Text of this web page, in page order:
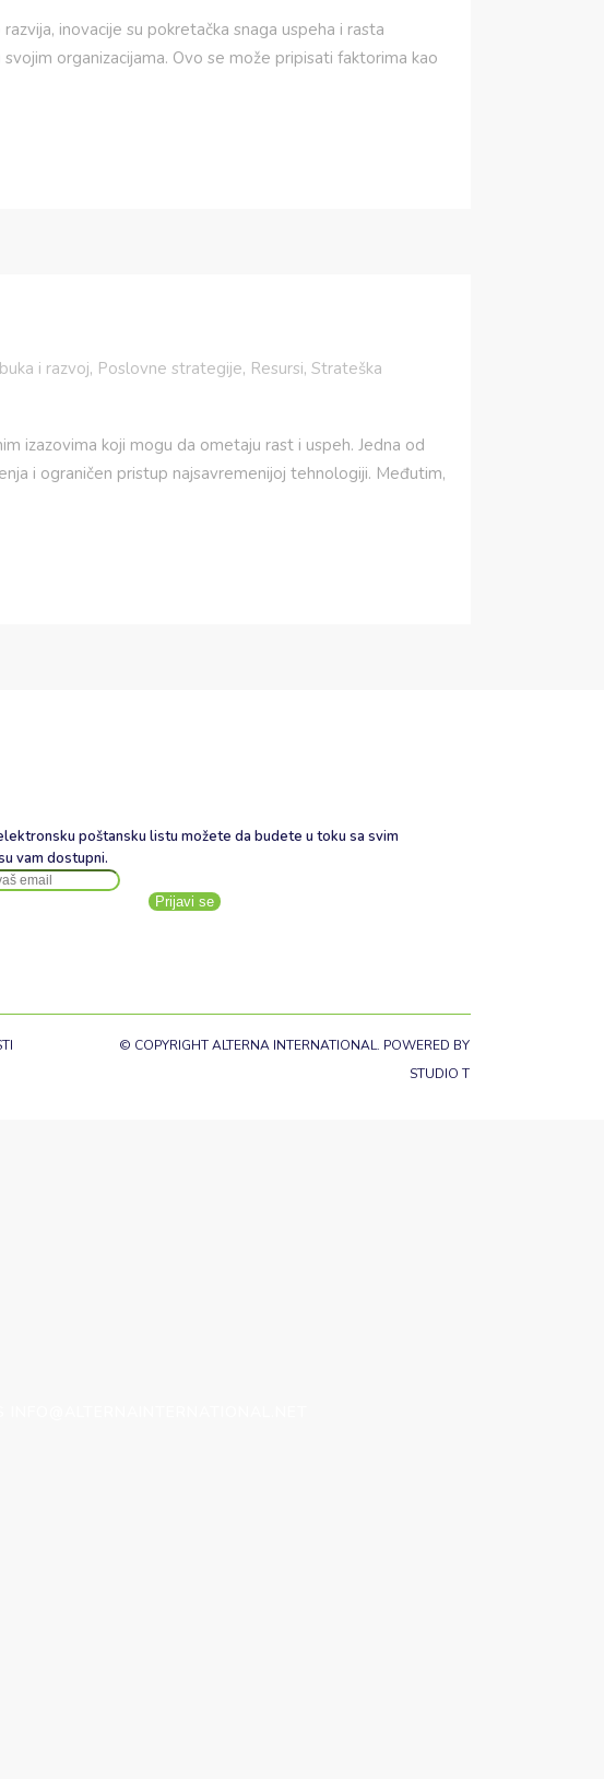
inovacije su pokretačka snaga uspeha i rasta
organizacijama. Ovo se može pripisati faktorima kao
i razvoj, Poslovne strategije, Resursi, Strateška
izazovima koji mogu da ometaju rast i uspeh. Jedna od
i ograničen pristup najsavremenijoj tehnologiji. Međutim,
poštansku listu možete da budete u toku sa svim
vam dostupni.
Prijavi se
© COPYRIGHT ALTERNA INTERNATIONAL. POWERED BY
STUDIO T